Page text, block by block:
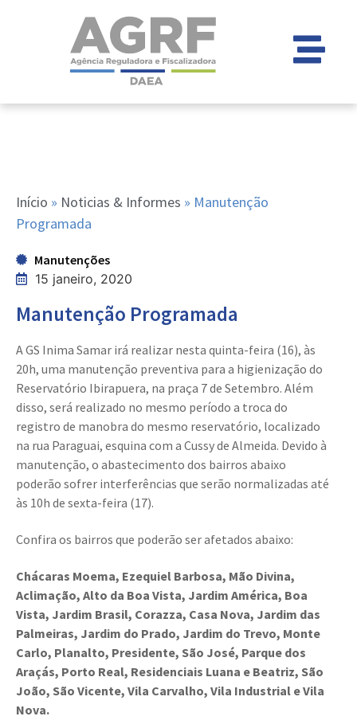
Início » Noticias & Informes » Manutenção
Programada
Manutenções
15 janeiro, 2020
Manutenção Programada
A GS Inima Samar irá realizar nesta quinta-feira (16), às
20h, uma manutenção preventiva para a higienização do
Reservatório Ibirapuera, na praça 7 de Setembro. Além
disso, será realizado no mesmo período a troca do
registro de manobra do mesmo reservatório, localizado
na rua Paraguai, esquina com a Cussy de Almeida. Devido à
manutenção, o abastecimento dos bairros abaixo
poderão sofrer interferências que serão normalizadas até
às 10h de sexta-feira (17).
Confira os bairros que poderão ser afetados abaixo:
Chácaras Moema, Ezequiel Barbosa, Mão Divina,
Aclimação, Alto da Boa Vista, Jardim América, Boa
Vista, Jardim Brasil, Corazza, Casa Nova, Jardim das
Palmeiras, Jardim do Prado, Jardim do Trevo, Monte
Carlo, Planalto, Presidente, São José, Parque dos
Araçás, Porto Real, Residenciais Luana e Beatriz, São
João, São Vicente, Vila Carvalho, Vila Industrial e Vila
Nova.